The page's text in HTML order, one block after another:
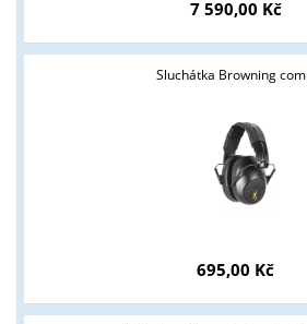
7 590,00 Kč
Sluchátka Browning
695,00 Kč